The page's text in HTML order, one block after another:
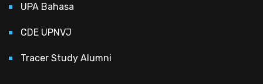
UPA Bahasa
CDE UPNVJ
Tracer Study Alumni